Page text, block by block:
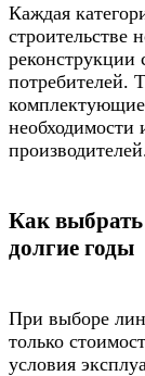
Каждая
потребителей.
комплектующие
необходимости
Как
долгие годы
При выборе
только
условия